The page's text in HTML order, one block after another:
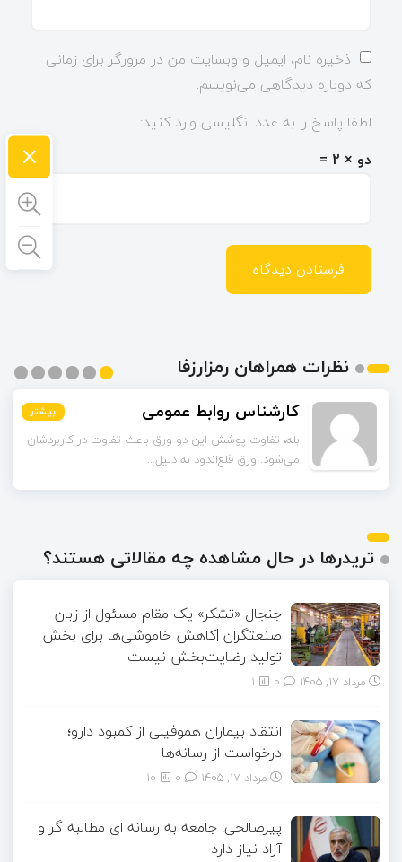
ذخیره نام، ایمیل و وبسایت من در مرورگر برای زمانی
که دوباره دیدگاهی می‌نویسم.
لطفا پاسخ را به عدد انگلیسی وارد کنید:
دو × 2 =
نظرات همراهان رمزارزفا
کارشناس روابط عمومی بیشتر
بله، تفاوت پوشش این دو ورق باعث تفاوت در کاربردشان
می‌شود. ورق قلع‌اندود به دلیل...
بیشتر
بیشتر
بیشتر
بیشتر
بیشتر
تریدرها در حال مشاهده چه مقالاتی هستند؟
جنجال «تشکر» یک مقام مسئول از زبان
صنعتگران |کاهش خاموشی‌ها برای بخش
تولید رضایت‌بخش نیست
مرداد ۱۷, ۱۴۰۵ 1
انتقاد بیماران هموفیلی از کمبود دارو؛
درخواست از رسانه‌ها
مرداد ۱۷, ۱۴۰۵ 10
پیرصالحی: جامعه به رسانه ای مطالبه گر و
آزاد نیاز دارد
×